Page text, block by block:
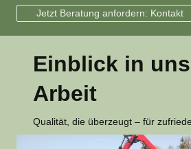
Jetzt Beratung anfordern: Kontakt
Einblick in
Arbeit
Qualität, die überzeugt – für